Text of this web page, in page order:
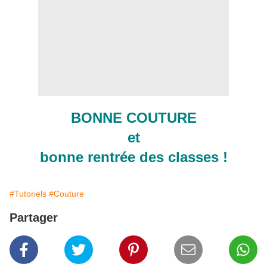
BONNE COUTURE
et
bonne rentrée des classes !
#Tutoriels #Couture
Partager